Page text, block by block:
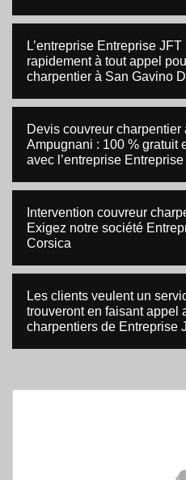
L’entreprise Entreprise
rapidement à tout appel
charpentier à San Gavino
Devis couvreur charpentier
Ampugnani : 100 % gratuit
avec l’entreprise
Intervention couvreur
Exigez notre société
Corsica
Les clients veulent un
trouveront en faisant appel
charpentiers de Entreprise